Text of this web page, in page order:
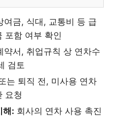
여금, 식대, 교통비 등 급
포함 여부 확인
약서, 취업규칙 상 연차수
검토
는 퇴직 전, 미사용 연차
요청
해: 회사의 연차 사용 촉진